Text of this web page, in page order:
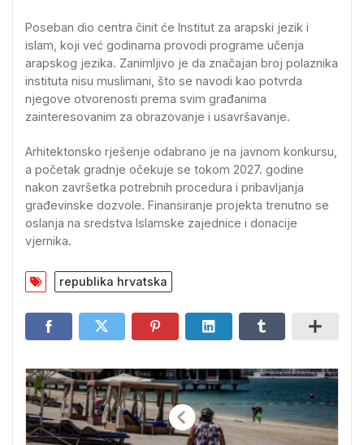
Poseban dio centra činit će Institut za arapski jezik i
islam, koji već godinama provodi programe učenja
arapskog jezika. Zanimljivo je da značajan broj polaznika
instituta nisu muslimani, što se navodi kao potvrda
njegove otvorenosti prema svim građanima
zainteresovanim za obrazovanje i usavršavanje.
Arhitektonsko rješenje odabrano je na javnom konkursu,
a početak gradnje očekuje se tokom 2027. godine
nakon završetka potrebnih procedura i pribavljanja
građevinske dozvole. Finansiranje projekta trenutno se
oslanja na sredstva Islamske zajednice i donacije
vjernika.
republika hrvatska